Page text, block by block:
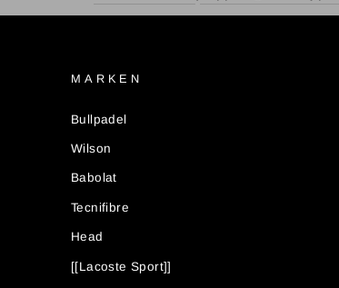
MARKEN
Bullpadel
Wilson
Babolat
Tecnifibre
Head
[[Lacoste Sport]]